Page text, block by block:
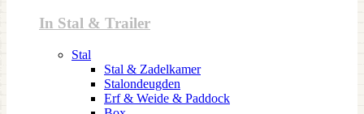
In Stal & Trailer
Stal
Stal & Zadelkamer
Stalondeugden
Erf & Weide & Paddock